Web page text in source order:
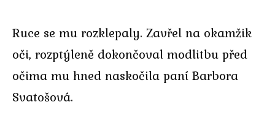
Ruce se mu rozklepaly. Zavřel na okamžik
oči, rozptýleně dokončoval modlitbu před
očima mu hned naskočila paní Barbora
Svatošová.